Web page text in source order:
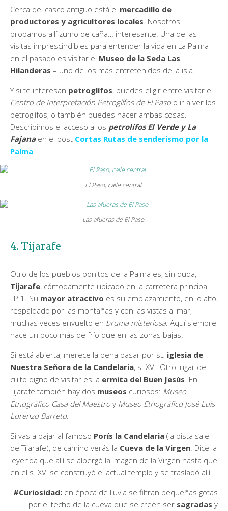
Cerca del casco antiguo está el mercadillo de
productores y agricultores locales. Nosotros
probamos allí zumo de caña… interesante. Una de las
visitas imprescindibles para entender la vida en La Palma
en el pasado es visitar el Museo de la Seda Las
Hilanderas – uno de los más entretenidos de la isla.
Y si te interesan petroglífos, puedes eligir entre visitar el
Centro de Interpretación Petroglífos de El Paso o ir a ver los
petroglífos, o también puedes hacer ambas cosas.
Describimos el acceso a los petrolífos El Verde y La
Fajanaen el post Cortas Rutas de senderismo por la
Palma.
El Paso, calle central.
Las afueras de El Paso.
4. Tijarafe
Otro de los pueblos bonitos de la Palma es, sin duda,
Tijarafe, cómodamente ubicado en la carretera principal
LP 1. Su mayor atractivo es su emplazamiento, en lo alto,
respaldado por las montañas y con las vistas al mar,
muchas veces envuelto en bruma misteriosa. Aquí siempre
hace un poco más de frío que en las zonas bajas.
Si está abierta, merece la pena pasar por su iglesia de
Nuestra Señora de la Candelaria, s. XVI. Otro lugar de
culto digno de visitar es la ermita del Buen Jesús. En
Tijarafe también hay dos museos curiosos: Museo
Etnográfico Casa del Maestro y Museo Etnográfico José Luis
Lorenzo Barreto.
Si vas a bajar al famoso Porís la Candelaria (la pista sale
de Tijarafe), de camino verás la Cueva de la Virgen. Dice la
leyenda que allí se albergó la imagen de la Virgen hasta que
en el s. XVI se construyó el actual templo y se trasladó allí.
#Curiosidad: en época de lluvia se filtran pequeñas gotas
por el techo de la cueva que se creen ser sagradas y